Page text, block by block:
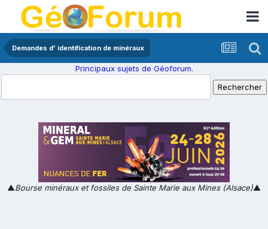
Demandes d' identification de minéraux
Principaux sujets de Géoforum.
▲Bourse minéraux et fossiles de Sainte Marie aux Mines (Alsace)▲